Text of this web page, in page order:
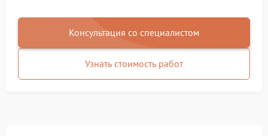
Консультация со специалистом
Узнать стоимость работ